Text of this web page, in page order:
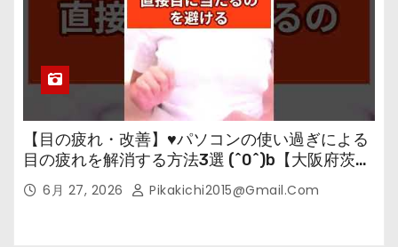
【目の疲れ・改善】♥パソコンの使い過ぎによる
目の疲れを解消する方法3選 (^0^)b【大阪府茨木
市の女性・美容鍼灸・整体師が教えます。】
6月 27, 2026 Pikakichi2015@gmail.com